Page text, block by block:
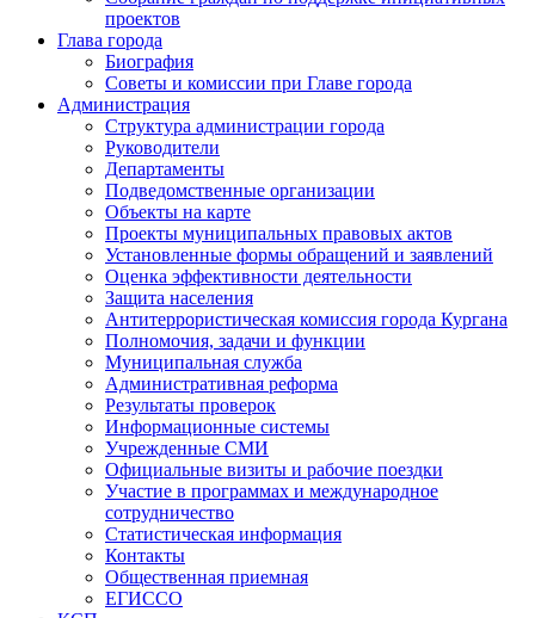
проектов
Глава города
Биография
Советы и комиссии при Главе города
Администрация
Структура администрации города
Руководители
Департаменты
Подведомственные организации
Объекты на карте
Проекты муниципальных правовых актов
Установленные формы обращений и заявлений
Оценка эффективности деятельности
Защита населения
Антитеррористическая комиссия города Кургана
Полномочия, задачи и функции
Муниципальная служба
Административная реформа
Результаты проверок
Информационные системы
Учрежденные СМИ
Официальные визиты и рабочие поездки
Участие в программах и международное
сотрудничество
Статистическая информация
Контакты
Общественная приемная
ЕГИССО